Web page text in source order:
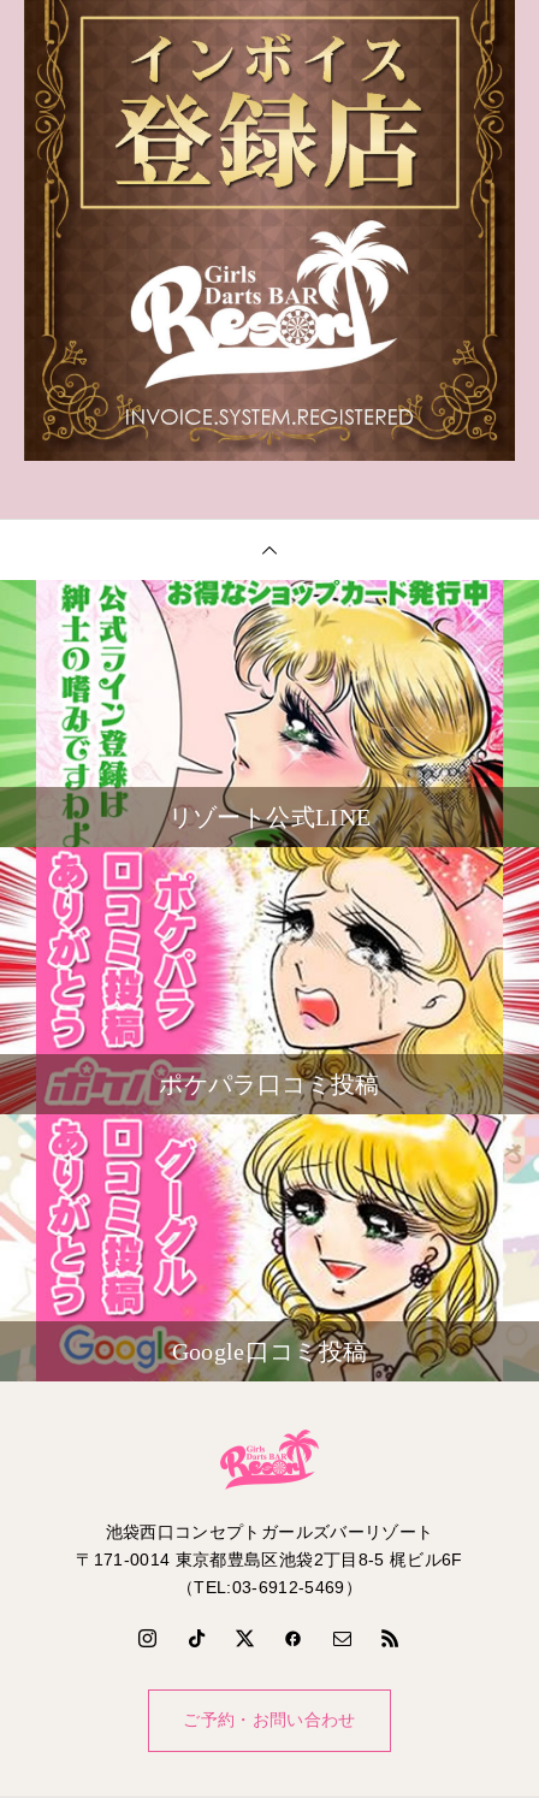
リゾート公式LINE
ポケパラ口コミ投稿
Google口コミ投稿
池袋西口コンセプトガールズバーリゾート
〒171-0014 東京都豊島区池袋2丁目8-5 梶ビル6F
（TEL:03-6912-5469）
ご予約・お問い合わせ